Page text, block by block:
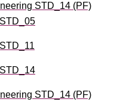
STD_14 (PF)
STD_14 (PF)